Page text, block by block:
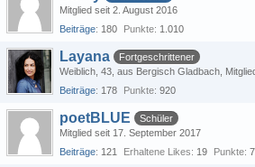
Mitglied seit 2. August 2016
Beiträge 180 Punkte 1.010
Layana
Fortgeschrittener
Weiblich 43 aus Bergisch Gladbach
Beiträge 178 Punkte 920
poetBLUE
Schüler
Mitglied seit 17. September 2017
Beiträge 121 Erhaltene Likes 19 Punkte